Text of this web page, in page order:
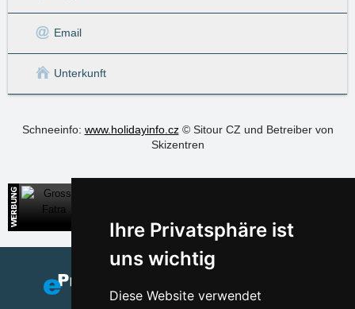
Ihre Privatsphäre ist
uns wichtig
Diese Website verwendet
Email
Unterkunft
Schneeinfo: www.holidayinfo.cz© Sitour CZ und Betreiber von
Skizentren